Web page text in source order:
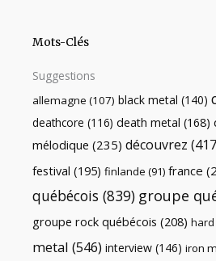
Mots-Clés
Suggestions
allemagne (107) black metal (140)
deathcore (116) death metal (168)
mélodique (235) découvrez
festival (195) finlande (91) france
québécois (839) groupe
groupe rock québécois (208) hard
metal (546) interview (146) iron